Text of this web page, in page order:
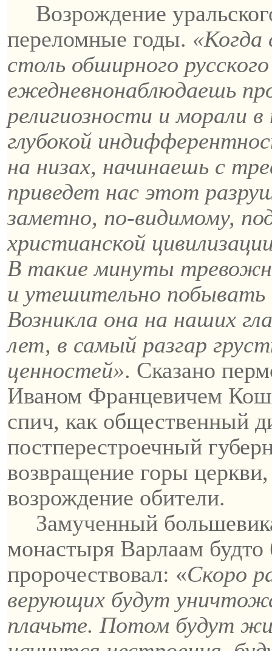
Возрождение
переломные годы. «Когда
столь обширного
ежедневнонаблюдаешь
религиозности и морали
глубокой
на низах, начинаешь с
приведет нас этот
заметно, по-видимому,
христианской
В такие минуты
и утешительно
Возникла она на наших
лет, в самый разгар
ценностей». Сказано
Иваном Францевичем
спич, как общественный
постперестроечный
возвращение горы
возрождение обители.
Замученный
монастыря Варлаам
пророчествовал: «Скоро
верующих будут
плачьте. Потом будут